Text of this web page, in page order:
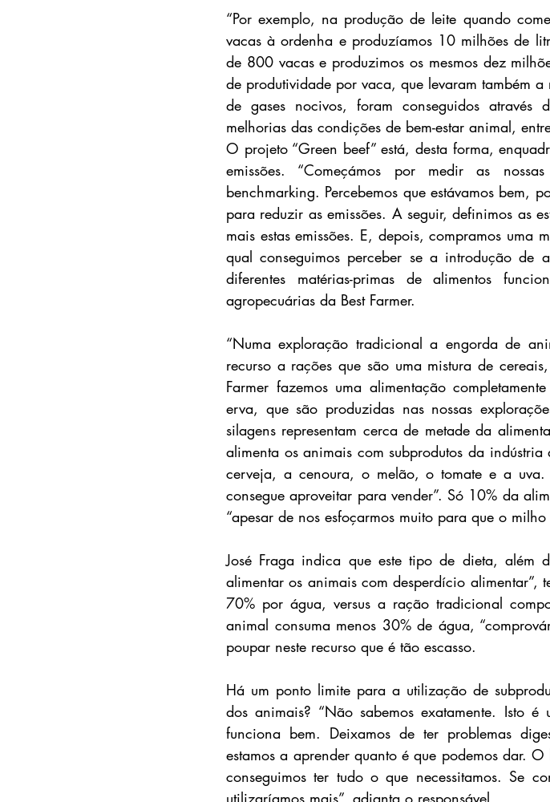
“Por exemplo, na produção de leite quando
vacas à ordenha e produzíamos 10 milhões de
de 800 vacas e produzimos os mesmos dez
de produtividade por vaca, que levaram também a
de gases nocivos, foram conseguidos
melhorias das condições de bem-estar animal,
O projeto “Green beef” está, desta forma,
emissões. “Começámos por medir as
benchmarking. Percebemos que estávamos bem,
para reduzir as emissões. A seguir, definimos as
mais estas emissões. E, depois, compramos uma
qual conseguimos perceber se a introdução de
diferentes matérias-primas de alimentos
agropecuárias da Best Farmer.
“Numa exploração tradicional a engorda de
recurso a rações que são uma mistura de
Farmer fazemos uma alimentação
erva, que são produzidas nas nossas
silagens representam cerca de metade da
alimenta os animais com subprodutos da
cerveja, a cenoura, o melão, o tomate e a
consegue aproveitar para vender”. Só 10% da
“apesar de nos esfoçarmos muito para que o
José Fraga indica que este tipo de dieta, além
alimentar os animais com desperdício alimentar”,
70% por água, versus a ração tradicional
animal consuma menos 30% de água,
poupar neste recurso que é tão escasso.
Há um ponto limite para a utilização de
dos animais? “Não sabemos exatamente. Isto
funciona bem. Deixamos de ter problemas
estamos a aprender quanto é que podemos dar.
conseguimos ter tudo o que necessitamos. Se